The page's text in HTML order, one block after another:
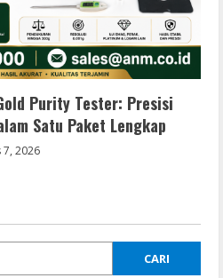
Purity Tester: Presisi
Satu Paket Lengkap
7, 2026
CARI